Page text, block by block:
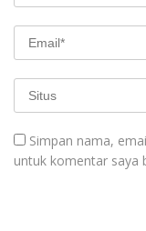
Simpan nama,
untuk komentar saya